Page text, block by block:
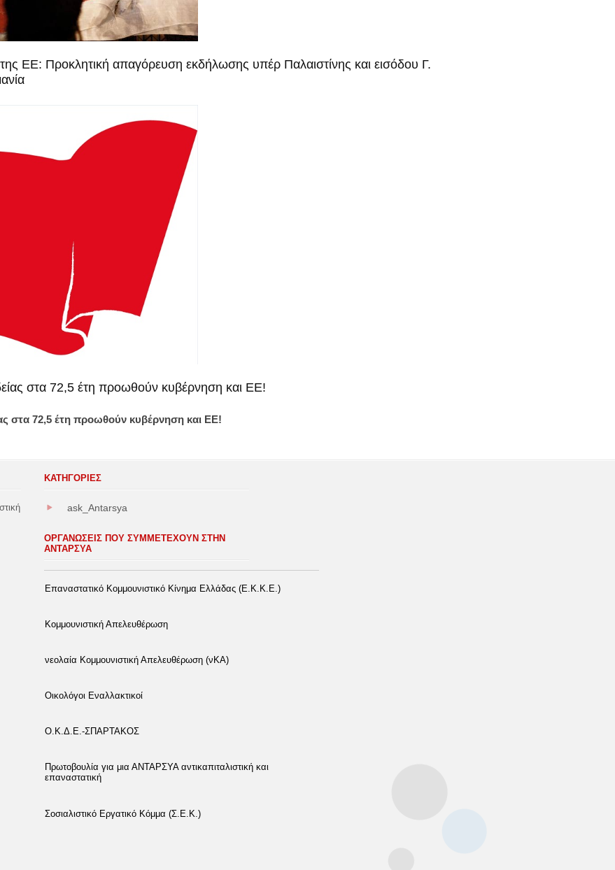
της ΕΕ: Προκλητική απαγόρευση εκδήλωσης υπέρ Παλαιστίνης και εισόδου Γ.
στα 72,5 έτη προωθούν κυβέρνηση και ΕΕ!
στα 72,5 έτη προωθούν κυβέρνηση και ΕΕ!
ΚΑΤΗΓΟΡΊΕΣ
ask_Antarsya
ΟΡΓΑΝΩΣΕΙΣ ΠΟΥ ΣΥΜΜΕΤΕΧΟΥΝ ΣΤΗΝ
ΑΝΤΑΡΣΥΑ
Επαναστατικό Κομμουνιστικό Κίνημα Ελλάδας (Ε.Κ.Κ.Ε.)
Κομμουνιστική Απελευθέρωση
νεολαία Κομμουνιστική Απελευθέρωση (νΚΑ)
Οικολόγοι Εναλλακτικοί
Ο.Κ.Δ.Ε.-ΣΠΑΡΤΑΚΟΣ
Πρωτοβουλία για μια ΑΝΤΑΡΣΥΑ αντικαπιταλιστική και
επαναστατική
Σοσιαλιστικό Εργατικό Κόμμα (Σ.Ε.Κ.)